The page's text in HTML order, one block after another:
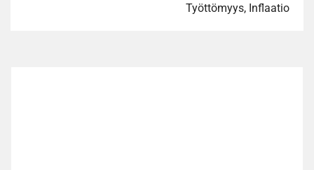
Työttömyys, Inflaatio